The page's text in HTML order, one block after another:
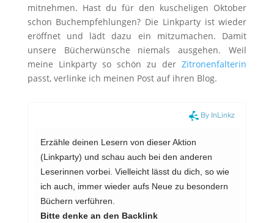
mitnehmen. Hast du für den kuscheligen Oktober
schon Buchempfehlungen? Die Linkparty ist wieder
eröffnet und lädt dazu ein mitzumachen. Damit
unsere Bücherwünsche niemals ausgehen. Weil
meine Linkparty so schön zu derZitronenfalterin
passt, verlinke ich meinen Post auf ihren Blog.